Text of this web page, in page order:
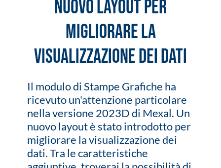
nuovo layout per
migliorare la
visualizzazione dei dati
Il modulo di Stampe Grafiche ha
ricevuto un'attenzione particolare
nella versione 2023D di Mexal. Un
nuovo layout è stato introdotto per
migliorare la visualizzazione dei
dati. Tra le caratteristiche